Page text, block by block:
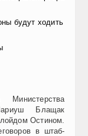
будут ходить
Блащак
Остином.
в штаб-